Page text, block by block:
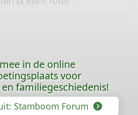
in de online
voor
familiegeschiedenis!
Stamboom Forum